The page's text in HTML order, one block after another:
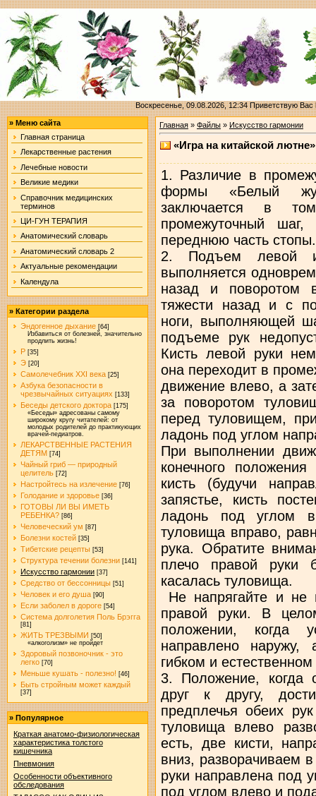
Воскресенье, 09.08.2026, 12:34Приветствую Вас
» Меню сайта
Главная страница
Лекарственные растения
Лечебные новости
Великие медики
Справочник медицинских
терминов
ЦИ-ГУН ТЕРАПИЯ
Анатомический словарь
Анатомический словарь 2
Актуальные рекомендации
Календула
» Категории раздела
Эндогенное дыхание [64]
Избавиться от болезней, значительно
продлить жизнь!
Р [35]
Э [20]
Самолечебник XXI века [25]
Азбука безопасности в
чрезвычайных ситуациях [133]
Беседы детского доктора [175]
«Беседы» адресованы самому
широкому кругу читателей: от
молодых родителей до практикующих
врачей-педиатров.
ЛЕКАРСТВЕННЫЕ РАСТЕНИЯ
ДЕТЯМ [74]
Чайный гриб — природный
целитель [72]
Настройтесь на излечение [76]
Голодание и здоровье [36]
ГОТОВЫ ЛИ ВЫ ИМЕТЬ
РЕБЕНКА? [86]
Человеческий ум [87]
Болезни костей [35]
Тибетские рецепты [53]
Структура течении болезни [141]
Искусство гармонии [37]
Средство от бессонницы [51]
Человек и его душа [90]
Если заболел в дороге [54]
Система долголетия Поль Брэгга
[81]
ЖИТЬ ТРЕЗВЫМИ [50]
«алкоголизм» не пройдет
Здоровый позвоночник - это
легко [70]
Меньше кушать - полезно! [46]
Быть стройным может каждый
[37]
» Популярное
Краткая анатомо-физиологическая
характеристика толстого
кишечника
Пневмония
Особенности объективного
обследования
Главная» Файлы» Искусство гармонии
«Игра на китайской
1. Различие в
формы «Белый
заключается в
промежуточный
переднюю часть
2. Подъем левой и
выполняется
назад и поворотом
тяжести назад и с
ноги, выполняющей
подъеме рук
Кисть левой руки
она переходит в
движение влево, а
за поворотом
перед туловищем,
ладонь под углом
При выполнении
конечного
кисть (будучи
запястье, кисть
ладонь под углом
туловища вправо,
рука. Обратите
плечо правой руки
касалась туловища.
Не напрягайте и не
правой руки. В
положении, когда
направлено наружу,
гибком и
3. Положение, когда
друг к другу,
предплечья обеих
туловища влево
есть, две кисти,
вниз, разворачиваем
руки направлена под
под углом влево и